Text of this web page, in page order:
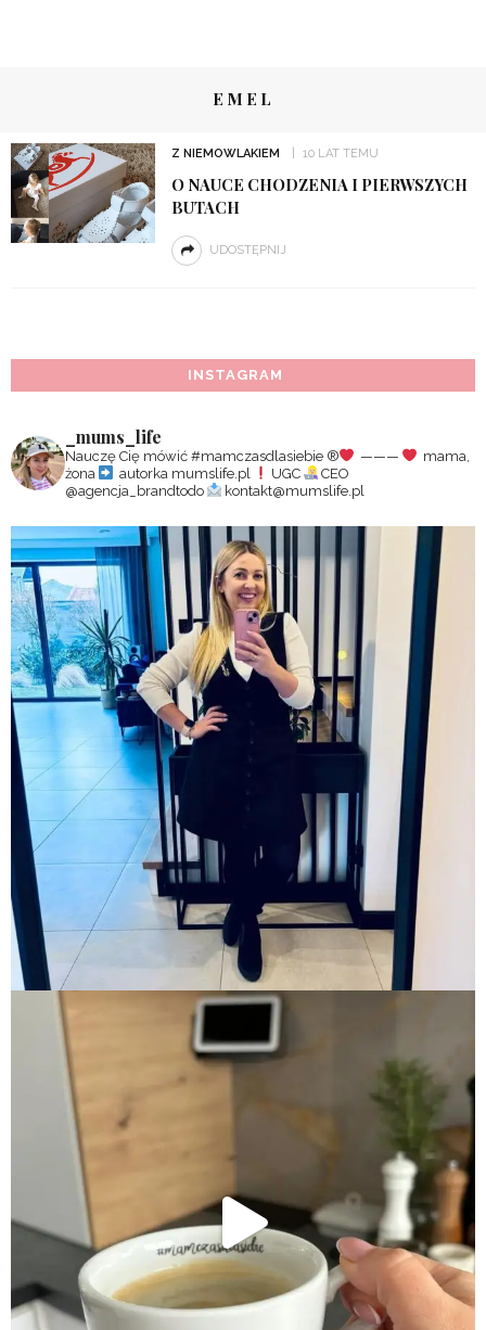
EMEL
Z NIEMOWLAKIEM 10 LAT TEMU
O NAUCE CHODZENIA I PIERWSZYCH
BUTACH
UDOSTĘPNIJ
INSTAGRAM
_mums_life
Nauczę Cię mówić #mamczasdlasiebie ®️ ———
mama,
żona
autorka mumslife.pl UGC
CEO
@agencja_brandtodo
kontakt@mumslife.pl